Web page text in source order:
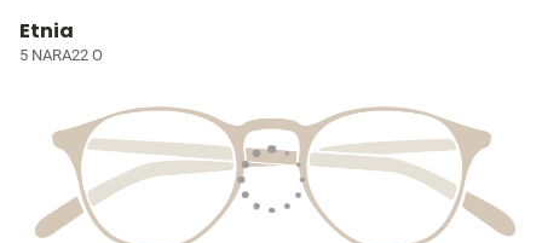
Etnia
5 NARA22 O